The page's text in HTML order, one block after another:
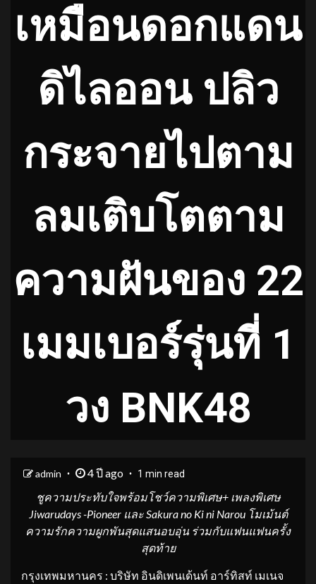
เหมือนดอกแดน
ดิไลออน ปลิว
กระจายไปตาม
ลมเติบโตตาม
ความฝันของ 22
เมมเบอร์รุ่นที่ 1
วง BNK48
admin 4 ปี ago 1 min read
ชูความประทับใจพร้อมโชว์ความพิเศษ+ เพลงพิเศษ
Jiwarudays -Pioneer และ Sakura no Ki ni Narou โมเม้นต์
ความรักความผูกพันสุดแสนอบอุ่น ร่วมกับแฟนแฟนครั้ง
สุดท้าย
กรุงเทพมหานคร : บริษัท อินดิเพนเด้นท์ อาร์ทิสท์ เมเนจ